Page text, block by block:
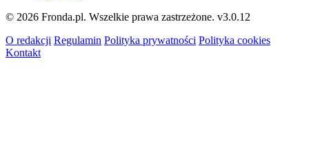
© 2026 Fronda.pl. Wszelkie prawa zastrzeżone. v3.0.12
O redakcji Regulamin Polityka prywatności Polityka cookies
Kontakt